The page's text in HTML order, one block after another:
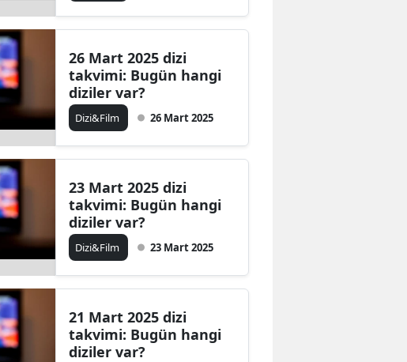
Manisa
Kahramanmaraş
Mardin
Muş
Nevşehir
Niğde
Rize
Sakarya
26 Mart 2025 dizi
takvimi: Bugün hangi
diziler var?
Dizi&Film 26 Mart 2025
23 Mart 2025 dizi
takvimi: Bugün hangi
diziler var?
Dizi&Film 23 Mart 2025
21 Mart 2025 dizi
takvimi: Bugün hangi
diziler var?